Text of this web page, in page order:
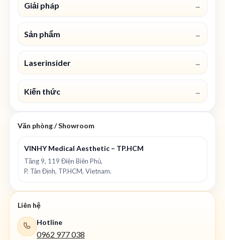
Giải pháp →
Sản phẩm →
Laserinsider →
Kiến thức →
Văn phòng / Showroom
VINHY Medical Aesthetic – TP.HCM
Tầng 9, 119 Điện Biên Phủ,
P. Tân Định, TP.HCM, Vietnam.
Liên hệ
Hotline
0962 977 038